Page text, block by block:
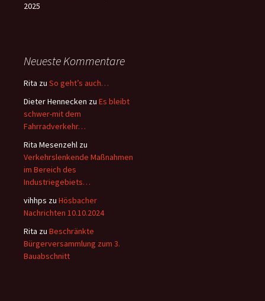
2025
Neueste Kommentare
Rita zu So geht’s auch…
Dieter Hennecken zu Es bleibt
schwer-mit dem
Fahrradverkehr…
Rita Mesenzehl zu
Verkehrslenkende Maßnahmen
im Bereich des
Industriegebiets…
vihhps zu Hösbacher
Nachrichten 10.10.2024
Rita zu Beschränkte
Bürgerversammlung zum 3.
Bauabschnitt